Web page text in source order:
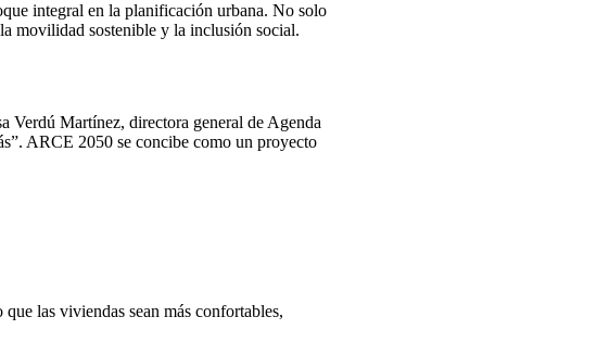
integral en la planificación urbana. No solo
movilidad sostenible y la inclusión social.
Verdú Martínez, directora general de Agenda
ARCE 2050 se concibe como un proyecto
las viviendas sean más confortables,